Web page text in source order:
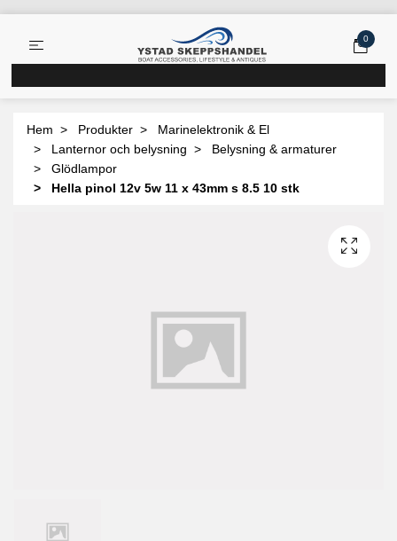
0
Hem Produkter
Marinelektronik & El
Lanternor och belysning
Belysning & armaturer
Glödlampor
Hella pinol 12v 5w 11 x 43mm s 8.5 10 stk